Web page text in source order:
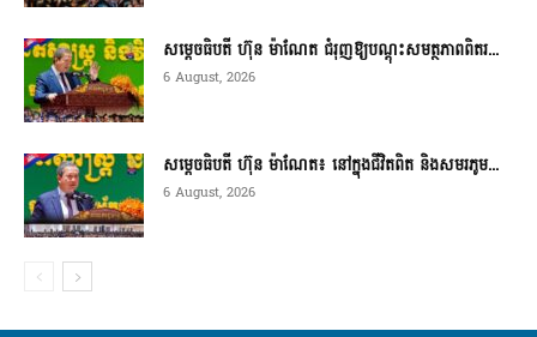
សម្តេចធិបតី ហ៊ុន ម៉ាណែត ជំរុញឱ្យបណ្តុះសមត្ថភាពពិតរ...
6 August, 2026
សម្តេចធិបតី ហ៊ុន ម៉ាណែត៖ នៅក្នុងជីវិតពិត និងសមរភូម...
6 August, 2026